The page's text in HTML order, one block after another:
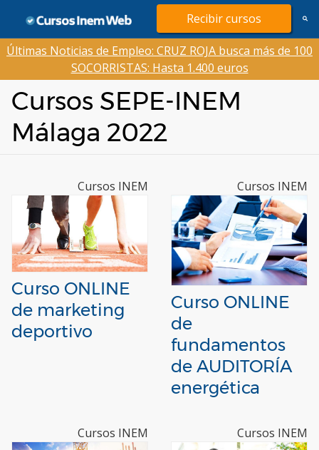
contenido
Recibir cursos
Últimas Noticias de Empleo: CRUZ ROJA busca más de 100
SOCORRISTAS: Hasta 1.400 euros
Cursos SEPE-INEM
Málaga 2022
Cursos INEM
Curso ONLINE
de marketing
deportivo
Cursos INEM
Curso ONLINE
de
fundamentos
de AUDITORÍA
energética
Cursos INEM Cursos INEM